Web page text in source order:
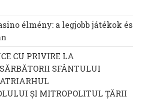
élmény: a legjobb játékok és
CU PRIVIRE LA
SFÂNTULUI
ŞI MITROPOLITUL ȚĂRII